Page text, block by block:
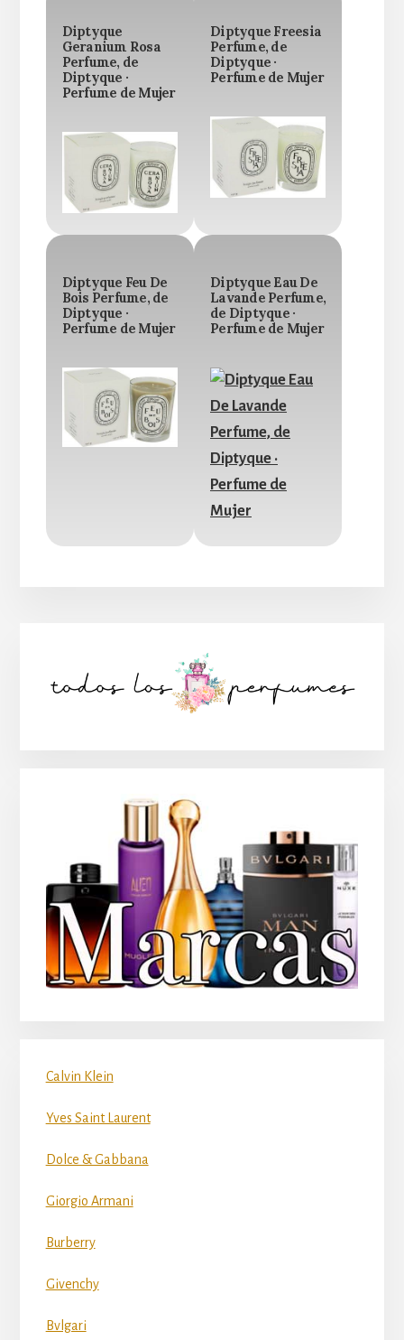
Diptyque
Geranium Rosa
Perfume, de
Diptyque ·
Perfume de Mujer
Diptyque Freesia
Perfume, de
Diptyque ·
Perfume de Mujer
Diptyque Feu De
Bois Perfume, de
Diptyque ·
Perfume de Mujer
Diptyque Eau De
Lavande Perfume,
de Diptyque ·
Perfume de Mujer
lateral
Calvin Klein
Yves Saint Laurent
Dolce & Gabbana
Giorgio Armani
Burberry
Givenchy
Bvlgari